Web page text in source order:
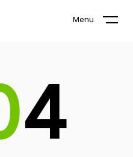
Menu
cercando non
4